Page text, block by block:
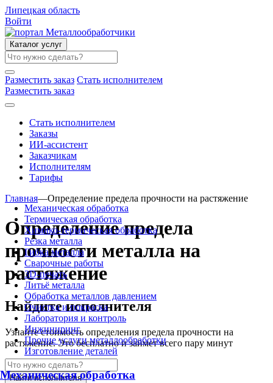
Липецкая область
Войти
Каталог услуг
Разместить заказ Стать исполнителем
Разместить заказ
Стать исполнителем
Заказы
ИИ-ассистент
Заказчикам
Исполнителям
Тарифы
Механическая обработка
Термическая обработка
Химико-термическая обработка
Резка металла
Гибка металла
Сварочные работы
3D-печать
Литьё металла
Обработка металлов давлением
Очистка и покраска
Лаборатория и контроль
Инжиниринг
Прочие услуги металлообработки
Изготовление деталей
Механическая обработка
Главная—Определение предела прочности на растяжение
Определение предела
прочности металла на
растяжение
Найдите исполнителя
Узнайте стоимость определения предела прочности на
растяжение. Это бесплатно и займет всего пару минут
Найти исполнителя